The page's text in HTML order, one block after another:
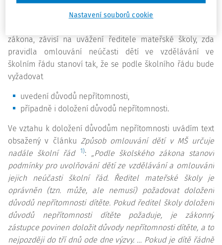
zákona, závisí na uvážení ředitele mateřské školy, zda
pravidla omlouvání neúčasti dětí ve vzdělávání ve
školním řádu stanoví tak, že se podle školního řádu bude
vyžadovat
uvedení důvodů nepřítomnosti,
případně i doložení důvodů nepřítomnosti.
Ve vztahu k doložení důvodům nepřítomnosti uvádím text
obsažený v článku Způsob omlouvání dětí v MŠ určuje
nadále školní řád
1): „Podle školského zákona stanoví
podmínky pro uvolňování dětí ze vzdělávání a omlouvání
jejich neúčasti školní řád. Ředitel mateřské školy je
oprávněn (tzn. může, ale nemusí) požadovat doložení
důvodů nepřítomnosti dítěte. Pokud ředitel školy doložení
důvodů nepřítomnosti dítěte požaduje, je zákonný
zástupce povinen doložit důvody nepřítomnosti dítěte, a to
nejpozději do tří dnů ode dne výzvy. … Pokud je dítě řádně
Nastavení souborů cookie